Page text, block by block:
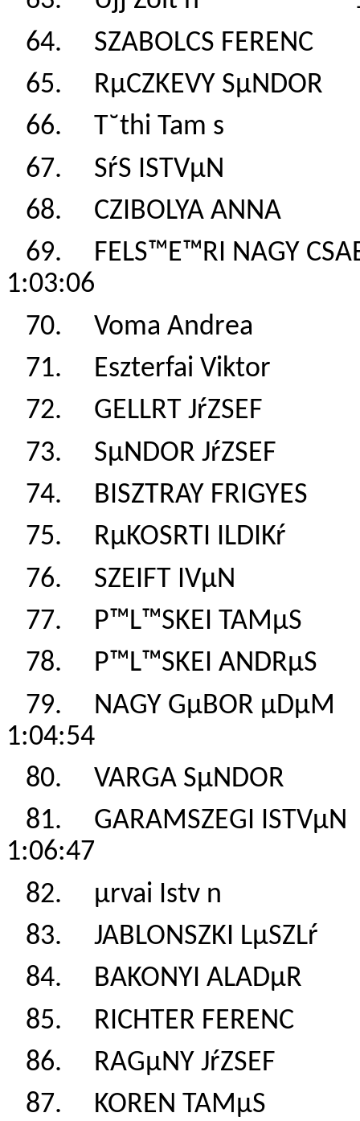
64. SZABOLCS
65. RµCZKEVY
66. T˘thi Tam s
67. SŕS ISTVµN
68. CZIBOLYA
69. FELS™E™RI
1:03:06
70. Voma
71. Eszterfai
72. GELLRT
73. SµNDOR
74. BISZTRAY
75. RµKOSRTI
76. SZEIFT IVµN
77. P™L™SKEI
78. P™L™SKEI
79. NAGY GµBOR
1:04:54
80. VARGA
81. GARAMSZEGI
1:06:47
82. µrvai Istv n
83. JABLONSZKI
84. BAKONYI
85. RICHTER
86. RAGµNY
87. KOREN